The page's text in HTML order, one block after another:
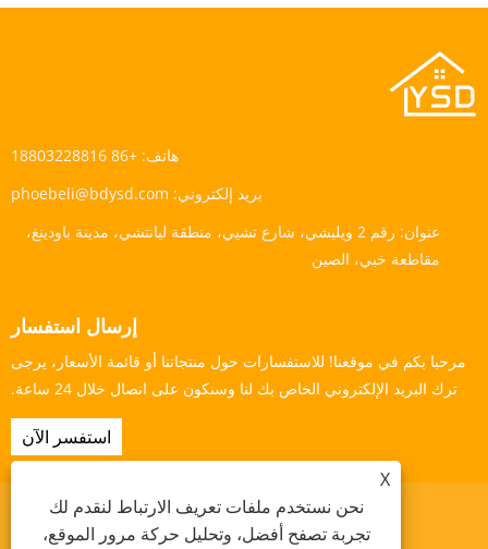
هاتف: +86 18803228816
بريد إلكتروني: phoebeli@bdysd.com
عنوان:
رقم 2 ويليشي، شارع تشيي، منطقة ليانتشي، مدينة باودينغ،
مقاطعة خبي، الصين
إرسال استفسار
مرحبا بكم في موقعنا! للاستفسارات حول منتجاتنا أو قائمة الأسعار، يرجى
ترك البريد الإلكتروني الخاص بك لنا وسنكون على اتصال خلال 24 ساعة.
استفسر الآن
X
نحن نستخدم ملفات تعريف الارتباط لنقدم لك
تجربة تصفح أفضل، وتحليل حركة مرور الموقع،